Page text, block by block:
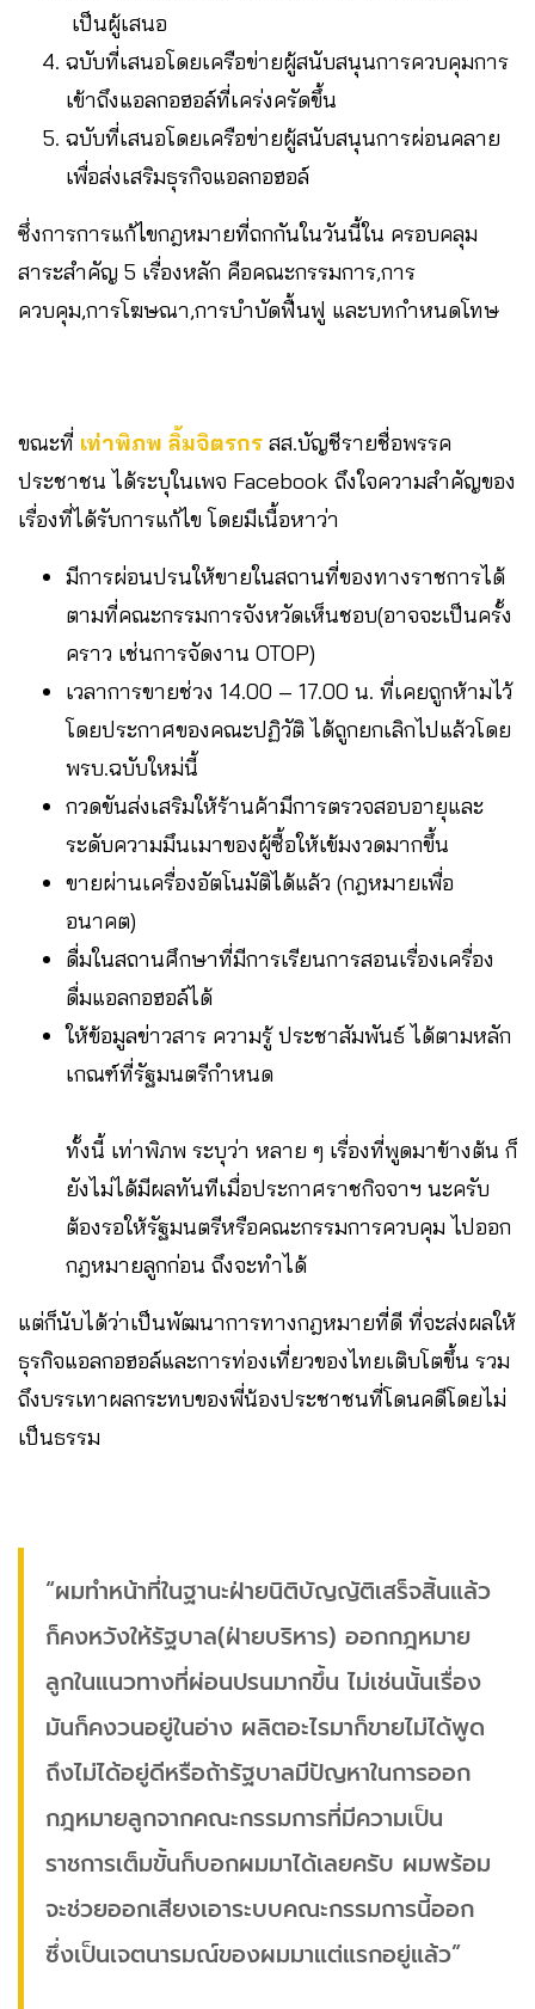
เป็นผู้เสนอ
ฉบับที่เสนอโดยเครือข่ายผู้สนับสนุนการควบคุมการ
เข้าถึงแอลกอฮอล์ที่เคร่งครัดขึ้น
ฉบับที่เสนอโดยเครือข่ายผู้สนับสนุนการผ่อนคลาย
เพื่อส่งเสริมธุรกิจแอลกอฮอล์
ซึ่งการการแก้ไขกฎหมายที่ถกกันในวันนี้ใน ครอบคลุม
สาระสำคัญ 5 เรื่องหลัก คือคณะกรรมการ,การ
ควบคุม,การโฆษณา,การบำบัดฟื้นฟู และบทกำหนดโทษ
ขณะที่ เท่าพิภพ ลิ้มจิตรกร สส.บัญชีรายชื่อพรรค
ประชาชน ได้ระบุในเพจ Facebook ถึงใจความสำคัญของ
เรื่องที่ได้รับการแก้ไข โดยมีเนื้อหาว่า
มีการผ่อนปรนให้ขายในสถานที่ของทางราชการได้
ตามที่คณะกรรมการจังหวัดเห็นชอบ(อาจจะเป็นครั้ง
คราว เช่นการจัดงาน OTOP)
เวลาการขายช่วง 14.00 – 17.00 น. ที่เคยถูกห้ามไว้
โดยประกาศของคณะปฏิวัติ ได้ถูกยกเลิกไปแล้วโดย
พรบ.ฉบับใหม่นี้
กวดขันส่งเสริมให้ร้านค้ามีการตรวจสอบอายุและ
ระดับความมึนเมาของผู้ซื้อให้เข้มงวดมากขึ้น
ขายผ่านเครื่องอัตโนมัติได้แล้ว (กฎหมายเพื่อ
อนาคต)
ดื่มในสถานศึกษาที่มีการเรียนการสอนเรื่องเครื่อง
ดื่มแอลกอฮอล์ได้
ให้ข้อมูลข่าวสาร ความรู้ ประชาสัมพันธ์ ได้ตามหลัก
เกณฑ์ที่รัฐมนตรีกำหนด
ทั้งนี้ เท่าพิภพ ระบุว่า หลาย ๆ เรื่องที่พูดมาข้างต้น ก็
ยังไม่ได้มีผลทันทีเมื่อประกาศราชกิจจาฯ นะครับ
ต้องรอให้รัฐมนตรีหรือคณะกรรมการควบคุม ไปออก
กฎหมายลูกก่อน ถึงจะทำได้
แต่ก็นับได้ว่าเป็นพัฒนาการทางกฎหมายที่ดี ที่จะส่งผลให้
ธุรกิจแอลกอฮอล์และการท่องเที่ยวของไทยเติบโตขึ้น รวม
ถึงบรรเทาผลกระทบของพี่น้องประชาชนที่โดนคดีโดยไม่
เป็นธรรม
“ผมทำหน้าที่ในฐานะฝ่ายนิติบัญญัติเสร็จสิ้นแล้ว
ก็คงหวังให้รัฐบาล(ฝ่ายบริหาร) ออกกฎหมาย
ลูกในแนวทางที่ผ่อนปรนมากขึ้น ไม่เช่นนั้นเรื่อง
มันก็คงวนอยู่ในอ่าง ผลิตอะไรมาก็ขายไม่ได้พูด
ถึงไม่ได้อยู่ดีหรือถ้ารัฐบาลมีปัญหาในการออก
กฎหมายลูกจากคณะกรรมการที่มีความเป็น
ราชการเต็มขั้นก็บอกผมมาได้เลยครับ ผมพร้อม
จะช่วยออกเสียงเอาระบบคณะกรรมการนี้ออก
ซึ่งเป็นเจตนารมณ์ของผมมาแต่แรกอยู่แล้ว”